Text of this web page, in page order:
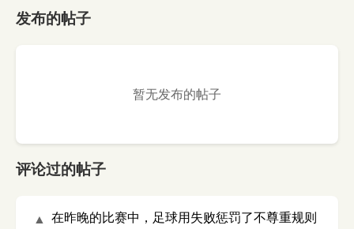
发布的帖子
暂无发布的帖子
评论过的帖子
▲
在昨晚的比赛中，足球用失败惩罚了不尊重规则